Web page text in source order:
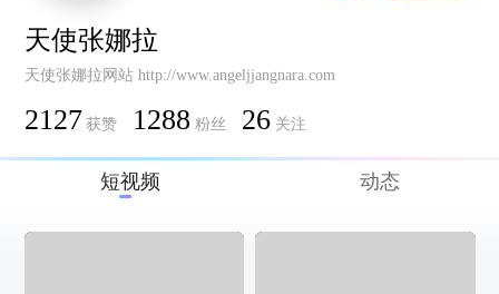
天使张娜拉
天使张娜拉网站 http://www.angeljjangnara.com
2127 获赞 1288 粉丝 26 关注
短视频 动态